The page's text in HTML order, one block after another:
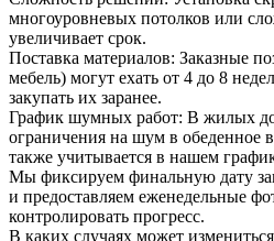
многоуровневых потолков или
увеличивает срок.
Поставка материалов: Заказные
мебель) могут ехать от 4 до 8
закупать их заранее.
График шумных работ: В жилых
ограничения на шум в обеденное
также учитывается в нашем
Мы фиксируем финальную дату
и предоставляем еженедельные
контролировать прогресс.
В каких случаях может